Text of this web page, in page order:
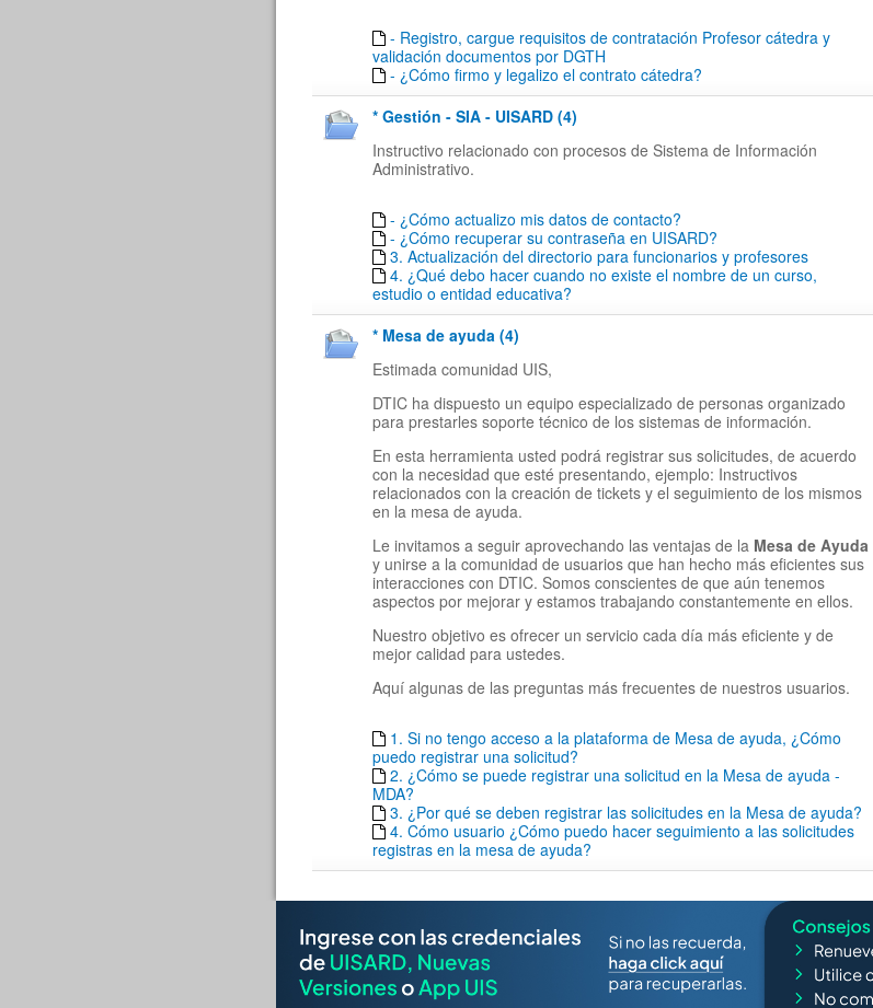
- Registro, cargue requisitos de contratación Profesor cátedra y
validación documentos por DGTH
- ¿Cómo firmo y legalizo el contrato cátedra?
* Gestión - SIA - UISARD (4)
Instructivo relacionado con procesos de Sistema de Información
Administrativo.
- ¿Cómo actualizo mis datos de contacto?
- ¿Cómo recuperar su contraseña en UISARD?
3. Actualización del directorio para funcionarios y profesores
4. ¿Qué debo hacer cuando no existe el nombre de un curso,
estudio o entidad educativa?
* Mesa de ayuda (4)
Estimada comunidad UIS,
DTIC ha dispuesto un equipo especializado de personas organizado
para prestarles soporte técnico de los sistemas de información.
En esta herramienta usted podrá registrar sus solicitudes, de acuerdo
con la necesidad que esté presentando, ejemplo: Instructivos
relacionados con la creación de tickets y el seguimiento de los mismos
en la mesa de ayuda.
Le invitamos a seguir aprovechando las ventajas de la Mesa de Ayuda
y unirse a la comunidad de usuarios que han hecho más eficientes sus
interacciones con DTIC. Somos conscientes de que aún tenemos
aspectos por mejorar y estamos trabajando constantemente en ellos.
Nuestro objetivo es ofrecer un servicio cada día más eficiente y de
mejor calidad para ustedes.
Aquí algunas de las preguntas más frecuentes de nuestros usuarios.
1. Si no tengo acceso a la plataforma de Mesa de ayuda, ¿Cómo
puedo registrar una solicitud?
2. ¿Cómo se puede registrar una solicitud en la Mesa de ayuda -
MDA?
3. ¿Por qué se deben registrar las solicitudes en la Mesa de ayuda?
4. Cómo usuario ¿Cómo puedo hacer seguimiento a las solicitudes
registras en la mesa de ayuda?